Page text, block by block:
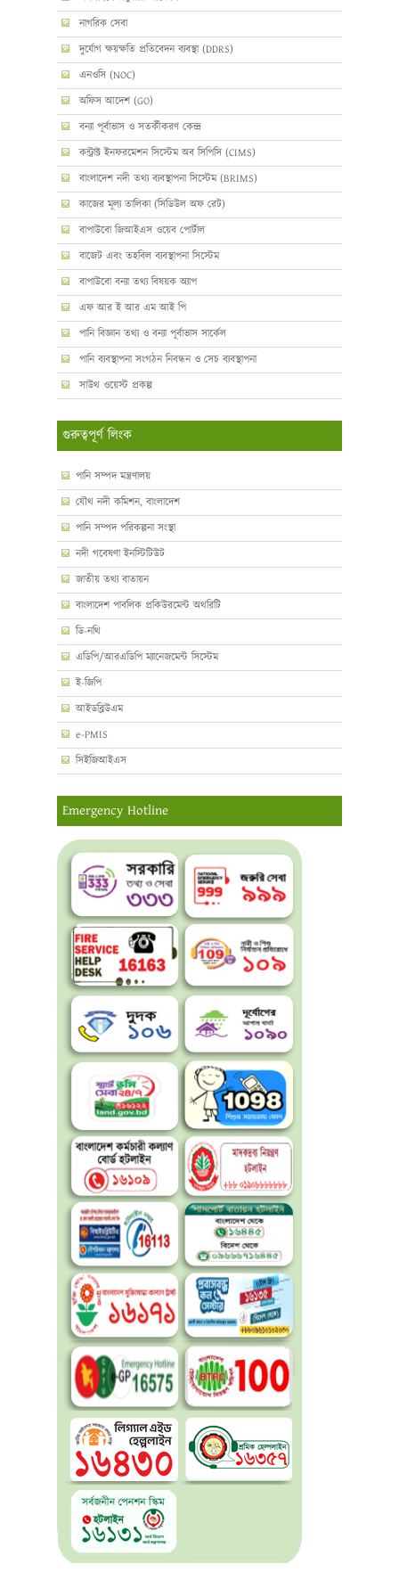
নাগরিক সেবা
দুর্যোগ ক্ষয়ক্ষতি প্রতিবেদন ব্যবস্থা (DDRS)
এনওসি (NOC)
অফিস আদেশ (GO)
বন্যা পূর্বাভাস ও সতর্কীকরণ কেন্দ্র
কন্ট্রাক্ট ইনফরমেশন সিস্টেম অব সিপিসি (CIMS)
বাংলাদেশ নদী তথ্য ব্যবস্থাপনা সিস্টেম (BRIMS)
কাজের মূল্য তালিকা (সিডিউল অফ রেট)
বাপাউবো জিআইএস ওয়েব পোর্টাল
বাজেট এবং তহবিল ব্যবস্থাপনা সিস্টেম
বাপাউবো বন্যা তথ্য বিষয়ক অ্যাপ
এফ আর ই আর এম আই পি
পানি বিজ্ঞান তথ্য ও বন্যা পূর্বাভাস সার্কেল
পানি ব্যবস্থাপনা সংগঠন নিবন্ধন ও সেচ ব্যবস্থাপনা
সাউথ ওয়েস্ট প্রকল্প
গুরুত্বপূর্ণ লিংক
পানি সম্পদ মন্ত্রণালয়
যৌথ নদী কমিশন, বাংলাদেশ
পানি সম্পদ পরিকল্পনা সংস্থা
নদী গবেষণা ইনস্টিটিউট
জাতীয় তথ্য বাতায়ন
বাংলাদেশ পাবলিক প্রকিউরমেন্ট অথরিটি
ডি-নথি
এডিপি/আরএডিপি ম্যানেজমেন্ট সিস্টেম
ই-জিপি
আইডব্লিউএম
e-PMIS
সিইজিআইএস
Emergency Hotline